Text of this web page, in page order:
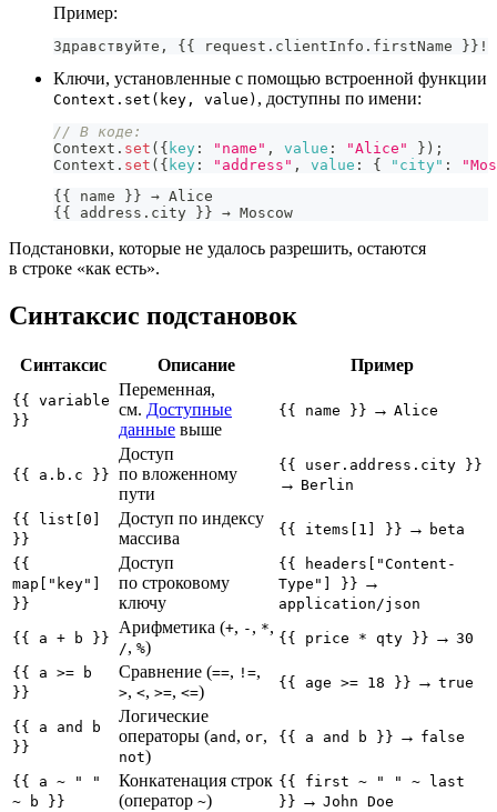
Пример:
Здравствуйте, {{ request.clientInfo.firstName }}!
Ключи, установленные с помощью встроенной функции
Context.set(key, value) , доступны по имени:
// В коде:
Context . set ( { key : "name" , value : "Alice" } ) ;
Context . set ( { key : "address" , value : { "city" :
{{ name }} → Alice
{{ address.city }} → Moscow
Подстановки, которые не удалось разрешить, остаются
в строке «как есть».
Синтаксис подстановок
Синтаксис Описание Пример
{{ variable
}}
Переменная,
см. Доступные
данные выше
{{ name }} → Alice
{{ a.b.c }}
Доступ
по вложенному
пути
{{ user.address.city }}
→ Berlin
{{ list[0]
}}
Доступ по индексу
массива
{{ items[1] }} → beta
{{
map["key"]
}}
Доступ
по строковому
ключу
{{ headers["Content-
Type"] }} →
application/json
{{ a + b }}
Арифметика (+, - , *,
/, %) {{ price * qty }} → 30
{{ a >= b
}}
Сравнение (==, !=,
>, <, >=, <=) {{ age >= 18 }} → true
{{ a and b
}}
Логические
операторы (and , or,
not)
{{ a and b }} → false
{{ a ~ " "
~ b }}
Конкатенация строк
(оператор ~)
{{ first ~ " " ~ last
}} → John Doe